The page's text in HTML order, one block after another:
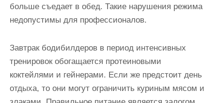
больше съедает в обед. Такие нарушения режима
недопустимы для профессионалов.
Завтрак бодибилдеров в период интенсивных
тренировок обогащается протеиновыми
коктейлями и гейнерами. Если же предстоит день
отдыха, то они могут ограничить куриным мясом и